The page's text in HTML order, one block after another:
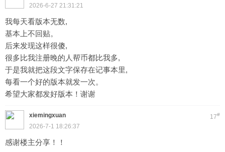
2026-6-27 21:31:21
我每天看版本无数,
基本上不回贴。
后来发现这样很傻,
很多比我注册晚的人帮币都比我多,
于是我就把这段文字保存在记事本里,
每看一个好的版本就发一次。
希望大家都发好版本！谢谢
17#
xiemingxuan
2026-7-1 18:26:37
感谢楼主分享！！